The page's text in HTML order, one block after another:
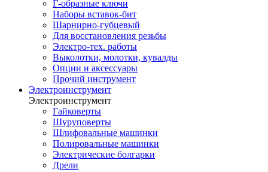
Г-образные ключи
Наборы вставок-бит
Шарнирно-губцевый
Для восстановления резьбы
Электро-тех. работы
Выколотки, молотки, кувалды
Опции и аксессуары
Прочий инструмент
Электроинструмент
Электроинструмент
Гайковерты
Шуруповерты
Шлифовальные машинки
Полировальные машинки
Электрические болгарки
Дрели